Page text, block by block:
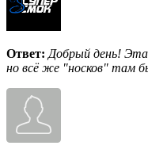
Ответ: Добрый день! Эта
но всё же "носков" там